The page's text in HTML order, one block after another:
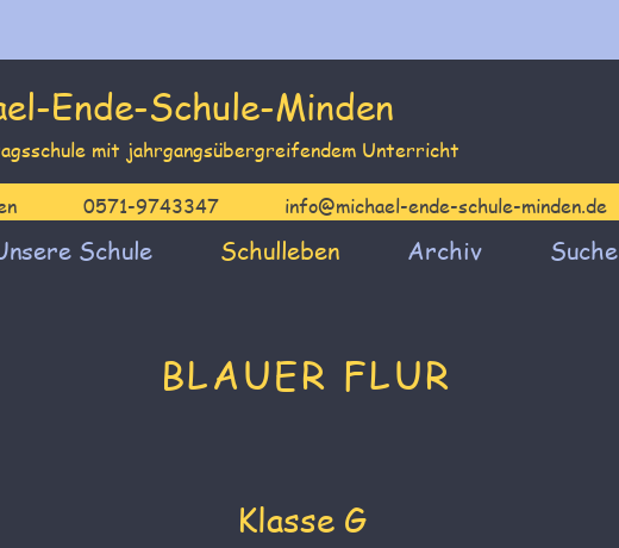
Ende-Schule-Minden
mit jahrgangsübergreifendem Unterricht
0571-9743347 info@michael-ende-schule-minden.de
Schule Schulleben Archiv Suche
BLAUER FLUR
Klasse G